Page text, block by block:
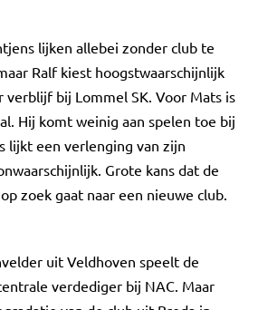
lijken allebei zonder club te
Ralf kiest hoogstwaarschijnlijk
verblijf bij Lommel SK. Voor Mats is
Hij komt weinig aan spelen toe bij
lijkt een verlenging van zijn
Grote kans dat de
zoek gaat naar een nieuwe club.
uit Veldhoven speelt de
verdediger bij NAC. Maar